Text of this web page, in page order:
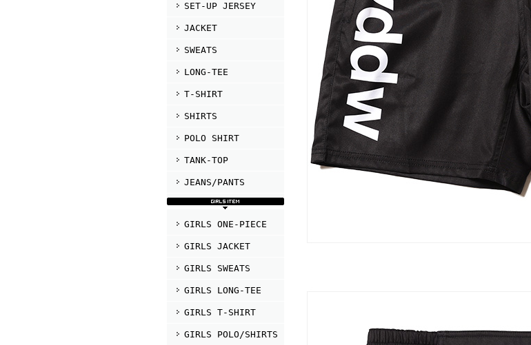
SET-UP JERSEY
JACKET
SWEATS
LONG-TEE
T-SHIRT
SHIRTS
POLO SHIRT
TANK-TOP
JEANS/PANTS
GIRLS ONE-PIECE
GIRLS JACKET
GIRLS SWEATS
GIRLS LONG-TEE
GIRLS T-SHIRT
GIRLS POLO/SHIRTS